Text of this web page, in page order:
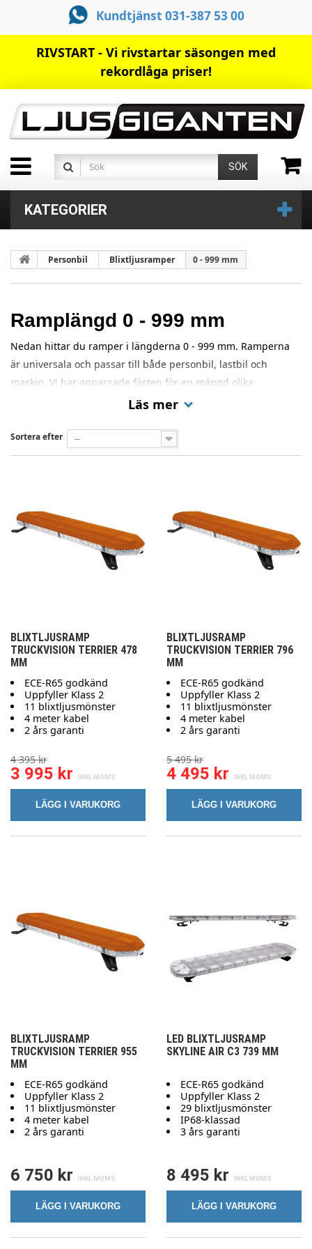
Kundtjänst 031-387 53 00
RIVSTART - Vi rivstartar säsongen med
rekordlåga priser!
SÖK
KATEGORIER
Personbil Blixtljusramper 0 - 999 mm
Ramplängd 0 - 999 mm
Nedan hittar du ramper i längderna 0 - 999 mm. Ramperna
är universala och passar till både personbil, lastbil och
maskin. Vi har anpassade fästen för en mängd olika
Läs mer
Sortera efter --
BLIXTLJUSRAMP
TRUCKVISION TERRIER 478
MM
ECE-R65 godkänd
Uppfyller Klass 2
11 blixtljusmönster
4 meter kabel
2 års garanti
4 395 kr
3 995 kr
LÄGG I VARUKORG
BLIXTLJUSRAMP
TRUCKVISION TERRIER 796
MM
ECE-R65 godkänd
Uppfyller Klass 2
11 blixtljusmönster
4 meter kabel
2 års garanti
5 495 kr
4 495 kr
LÄGG I VARUKORG
BLIXTLJUSRAMP
TRUCKVISION TERRIER 955
MM
ECE-R65 godkänd
Uppfyller Klass 2
11 blixtljusmönster
4 meter kabel
2 års garanti
6 750 kr
LÄGG I VARUKORG
LED BLIXTLJUSRAMP
SKYLINE AIR C3 739 MM
ECE-R65 godkänd
Uppfyller Klass 2
29 blixtljusmönster
IP68-klassad
3 års garanti
8 495 kr
LÄGG I VARUKORG